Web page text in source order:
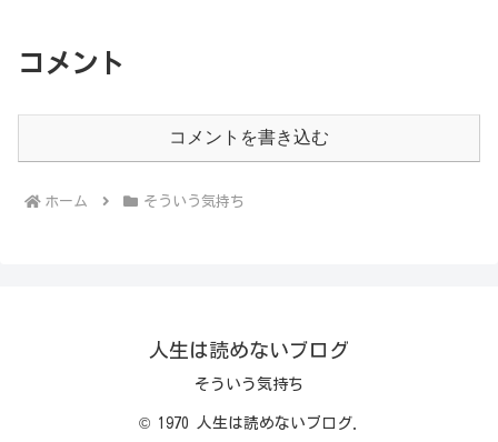
コメント
コメントを書き込む
ホーム そういう気持ち
人生は読めないブログ
そういう気持ち
© 1970 人生は読めないブログ.